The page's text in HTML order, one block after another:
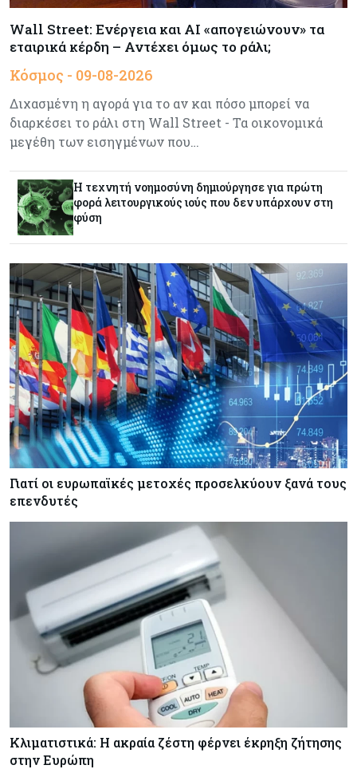
Ενέργεια: Στερεύουν τα αποθέματα της
Ευρώπης - Τι θα γίνει τον χειμώνα
Ενέργεια
Η χώρα με τα περισσότερα φωτοβολταϊκά στις
στέγες διευρύνει την επιδότησή τους
επίκεντρο η επίμονη ακρίβεια
Κόσμος 08-08-2026
Ορμούζ: Πάνω από $510.000 την ημέρα για ένα
VLCC – Η αγορά πληρώνει πλέον τον κίνδυνο
και όχι τα μίλια
Κόσμος 08-08-2026
Αγορές ακινήτων: Οι 10 πιο ακριβές ευρωπαϊκές
πόλεις για αγορά σπιτιού (πίνακας)
Κόσμος
Οι πυρκαγιές κατακαίνε την Ευρώπη, αλλά οι
ζημιές δεν είναι ασφαλισμένες
Κόσμος
Γιατί οι κεντρικές τράπεζες αφήνουν τις αγορές
να «παίξουν μπάλα»
Wall Street: Ενέργεια και AI «απογειώνουν» τα
εταιρικά κέρδη – Αντέχει όμως το ράλι;
Κόσμος - 09-08-2026
Διχασμένη η αγορά για το αν και πόσο μπορεί να
διαρκέσει το ράλι στη Wall Street - Τα οικονομικά
μεγέθη των εισηγμένων που…
Η τεχνητή νοημοσύνη δημιούργησε για πρώτη
φορά λειτουργικούς ιούς που δεν υπάρχουν στη
φύση
Γιατί οι ευρωπαϊκές μετοχές προσελκύουν ξανά τους
επενδυτές
Κλιματιστικά: Η ακραία ζέστη φέρνει έκρηξη ζήτησης
στην Ευρώπη